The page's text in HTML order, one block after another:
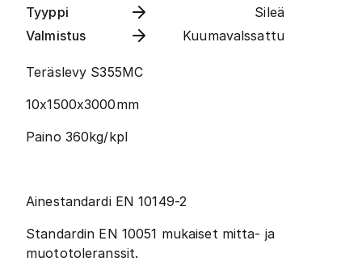
Tyyppi
Sileä
Valmistus
Kuumavalssattu
Teräslevy S355MC
10x1500x3000mm
Paino 360kg/kpl
Ainestandardi EN 10149-2
Standardin EN 10051 mukaiset mitta- ja
muototoleranssit.